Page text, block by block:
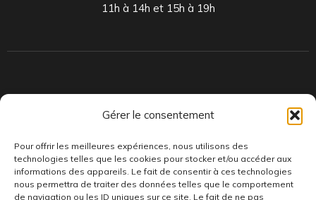
Gérer le consentement
Pour offrir les meilleures expériences, nous utilisons des
technologies telles que les cookies pour stocker et/ou accéder aux
informations des appareils. Le fait de consentir à ces technologies
nous permettra de traiter des données telles que le comportement
de navigation ou les ID uniques sur ce site. Le fait de ne pas
11h à 14h et 15h à 19h
toujours des pépites musicales, dont des vinyles rares et exclusifs.